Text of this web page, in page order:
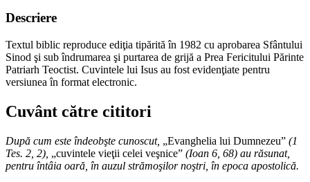
Descriere
Textul biblic reproduce ediţia tipărită în 1982 cu aprobarea Sfântului
Sinod şi sub îndrumarea şi purtarea de grijă a Prea Fericitului Părinte
Patriarh Teoctist. Cuvintele lui Isus au fost evidenţiate pentru
versiunea în format electronic.
Cuvânt către cititori
După cum este îndeobşte cunoscut, „Evanghelia lui Dumnezeu” (1
Tes. 2, 2), „cuvintele vieţii celei veşnice” (Ioan 6, 68) au răsunat,
pentru întâia oară, în auzul strămoşilor noştri, în epoca apostolică.